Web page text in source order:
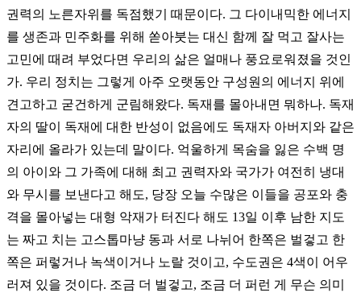
권력의 노른자위를 독점했기 때문이다. 그 다이내믹한 에너지
를 생존과 민주화를 위해 쏟아붓는 대신 함께 잘 먹고 잘사는
고민에 때려 부었다면 우리의 삶은 얼매나 풍요로워졌을 것인
가. 우리 정치는 그렇게 아주 오랫동안 구성원의 에너지 위에
견고하고 굳건하게 군림해왔다. 독재를 몰아내면 뭐하나. 독재
자의 딸이 독재에 대한 반성이 없음에도 독재자 아버지와 같은
자리에 올라가 있는데 말이다. 억울하게 목숨을 잃은 수백 명
의 아이와 그 가족에 대해 최고 권력자와 국가가 여전히 냉대
와 무시를 보낸다고 해도, 당장 오늘 수많은 이들을 공포와 충
격을 몰아넣는 대형 악재가 터진다 해도 13일 이후 남한 지도
는 짜고 치는 고스톱마냥 동과 서로 나뉘어 한쪽은 벌겋고 한
쪽은 퍼렇거나 녹색이거나 노랄 것이고, 수도권은 4색이 어우
러져 있을 것이다. 조금 더 벌겋고, 조금 더 퍼런 게 무슨 의미